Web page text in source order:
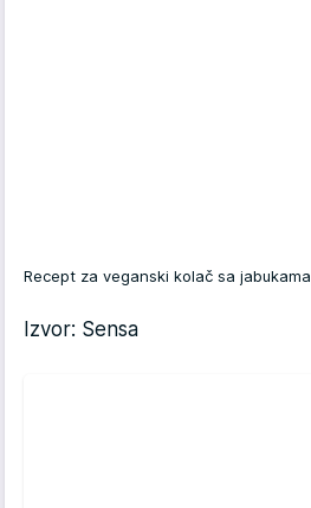
Recept za veganski kolač sa jabukama
Izvor: Sensa